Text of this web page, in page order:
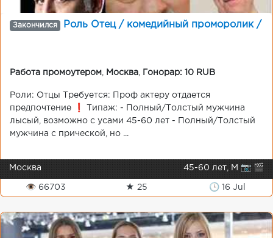
Закончился Роль Отец / комедийный проморолик /
Работа промоутером Москва Гонорар: 10 RUB
Роли: Отцы Требуется: Проф актеру отдается
предпочтение ❗ Типаж: - Полный/Толстый мужчина
лысый, возможно с усами 45-60 лет - Полный/Толстый
мужчина с прической, но ...
Москва 45-60 лет, М 📷 🎬
👁 66703 ★ 25 🕒 16 Jul